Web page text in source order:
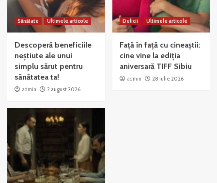
Sănătate Ultimele articole
Descoperă beneficiile
neștiute ale unui
simplu sărut pentru
sănătatea ta!
admin 2 august 2026
Delicii Ultimele articole
Față în față cu cineaștii:
cine vine la ediția
aniversară TIFF Sibiu
admin 28 iulie 2026